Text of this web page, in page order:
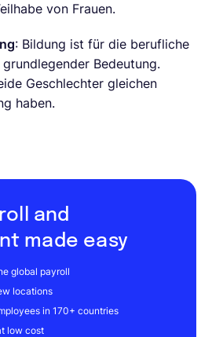
von Frauen.
: Bildung ist für die berufliche
Bedeutung.
Geschlechter gleichen
haben.
and
made easy
global payroll
locations
in 170+ countries
low cost